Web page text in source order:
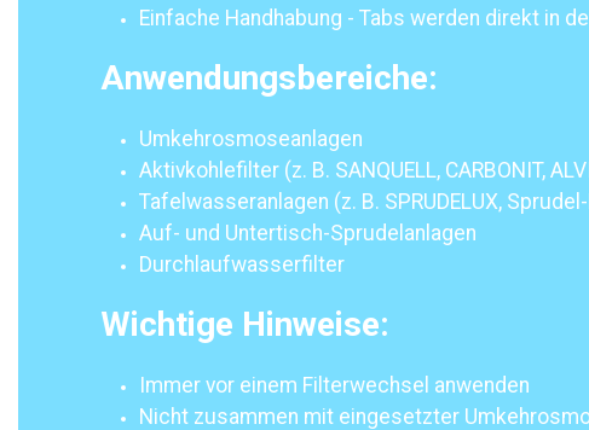
Einfache Handhabung - Tabs werden direkt in
Anwendungsbereiche:​
Umkehrosmoseanlagen
Aktivkohlefilter (z. B. SANQUELL, CARBONIT,
Tafelwasseranlagen (z. B. SPRUDELUX,
Auf- und Untertisch-Sprudelanlagen
Durchlaufwasserfilter
Wichtige Hinweise:
Immer vor einem Filterwechsel anwenden
Nicht zusammen mit eingesetzter